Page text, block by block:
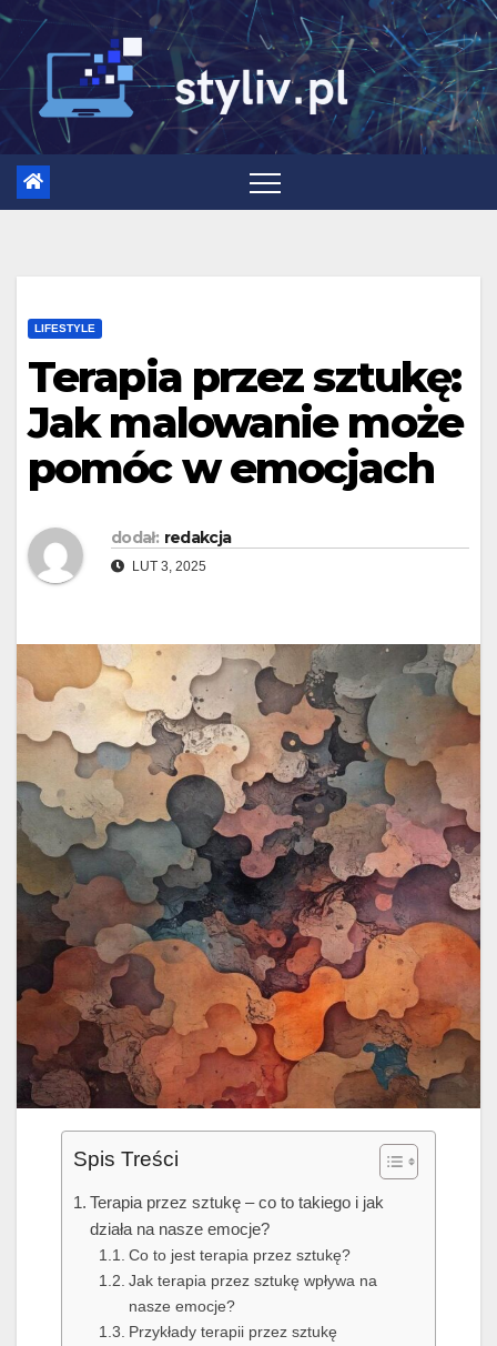
Skip
content
LIFESTYLE
Terapia przez sztukę:
Jak malowanie może
pomóc w emocjach
dodał: redakcja
LUT 3, 2025
Spis Treści
Terapia przez sztukę – co to takiego i jak
działa na nasze emocje?
Co to jest terapia przez sztukę?
Jak terapia przez sztukę wpływa na
nasze emocje?
Przykłady terapii przez sztukę